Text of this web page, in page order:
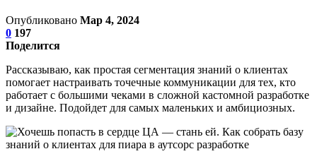
Опубликовано Мар 4, 2024
0 197
Поделится
Рассказываю, как простая сегментация знаний о клиентах
помогает настраивать точечные коммуникации для тех, кто
работает с большими чеками в сложной кастомной разработке
и дизайне. Подойдет для самых маленьких и амбициозных.